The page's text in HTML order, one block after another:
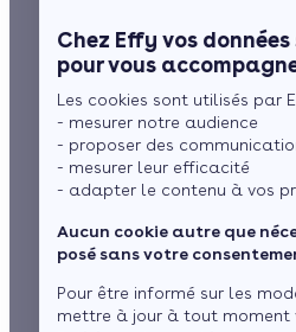
Chez Effy vos
pour vous
Les cookies sont utilisés par
- mesurer notre audience
- proposer des
- mesurer leur efficacité
- adapter le contenu à vos
Aucun cookie autre que
posé sans votre
Pour être informé sur les
mettre à jour à tout moment
Ma Prime
Le chèque
La TVA réduite
L'éco-prêt à
Trouver mes
Quel crédit
pour vos
rénovation
?
parL’équipe de